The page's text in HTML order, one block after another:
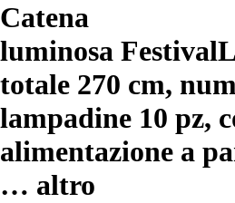
Catena
luminosa Festival
totale 270 cm,
lampadine 10 pz,
alimentazione a
… altro